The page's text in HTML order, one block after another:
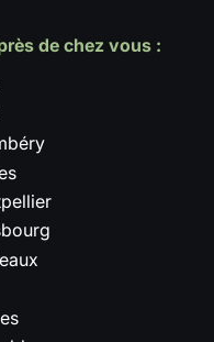
de chez vous :